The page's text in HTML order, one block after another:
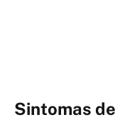
Sintomas de